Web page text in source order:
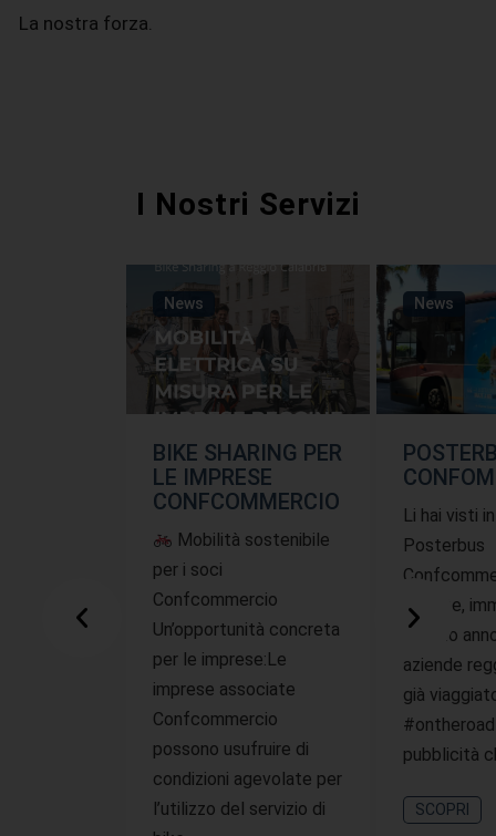
La nostra forza.
I Nostri Servizi
News
BIKE SHARING PER
LE IMPRESE
CONFCOMMERCIO
Mobilità sostenibile
per i soci
Confcommercio
Un’opportunità concreta
per le imprese:Le
imprese associate
Confcommercio
possono usufruire di
condizioni agevolate per
l’utilizzo del servizio di
News
Li hai visti
Posterbus
offerte,
questo
aziende
già
pubblicità
SCOPRI